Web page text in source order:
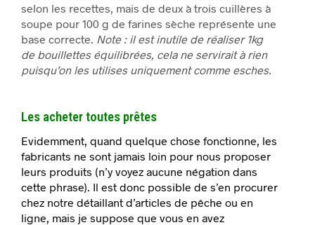
selon les recettes, mais de deux à trois cuillères à
soupe pour 100 g de farines sèche représente une
base correcte. Note : il est inutile de réaliser 1kg
de bouillettes équilibrées, cela ne servirait à rien
puisqu’on les utilises uniquement comme esches.
Les acheter toutes prêtes
Evidemment, quand quelque chose fonctionne, les
fabricants ne sont jamais loin pour nous proposer
leurs produits (n’y voyez aucune négation dans
cette phrase). Il est donc possible de s’en procurer
chez notre détaillant d’articles de pêche ou en
ligne, mais je suppose que vous en avez